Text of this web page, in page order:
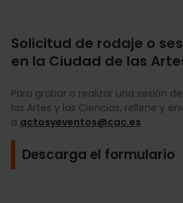
Solicitud de rodaje o
en la Ciudad de las
Para grabar o realizar una sesión
las Artes y las Ciencias, rellene y
a actosyeventos@cac.es
Descarga el formulario